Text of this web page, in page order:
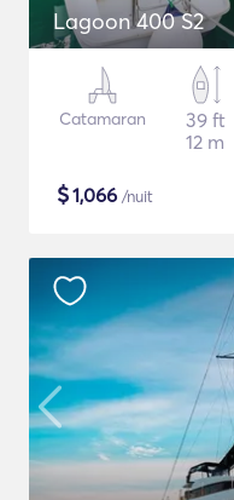
Lagoon 400 S2
Catamaran
39 ft
12 m
$1,066 /nuit